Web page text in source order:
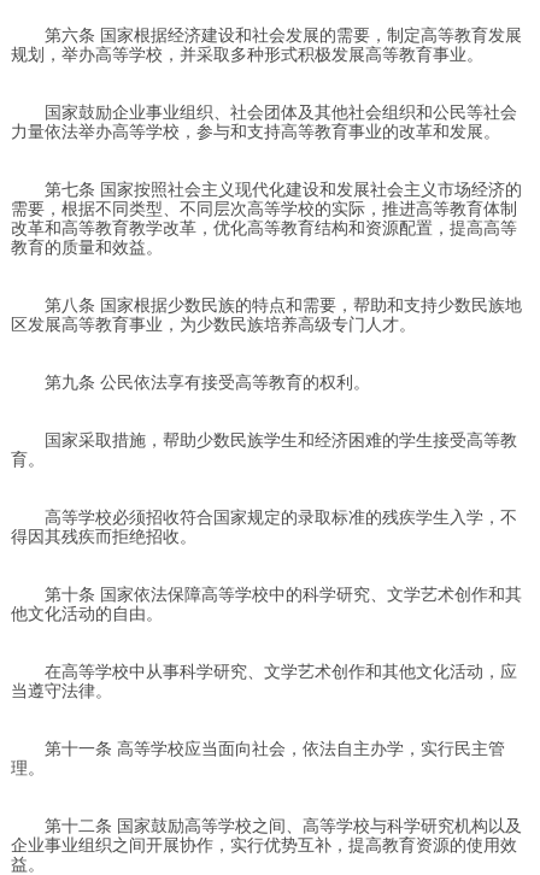
第六条 国家根据经济建设和社会发展的需要，制定高等教育发展
规划，举办高等学校，并采取多种形式积极发展高等教育事业。
国家鼓励企业事业组织、社会团体及其他社会组织和公民等社会
力量依法举办高等学校，参与和支持高等教育事业的改革和发展。
第七条 国家按照社会主义现代化建设和发展社会主义市场经济的
需要，根据不同类型、不同层次高等学校的实际，推进高等教育体制
改革和高等教育教学改革，优化高等教育结构和资源配置，提高高等
教育的质量和效益。
第八条 国家根据少数民族的特点和需要，帮助和支持少数民族地
区发展高等教育事业，为少数民族培养高级专门人才。
第九条 公民依法享有接受高等教育的权利。
国家采取措施，帮助少数民族学生和经济困难的学生接受高等教
育。
高等学校必须招收符合国家规定的录取标准的残疾学生入学，不
得因其残疾而拒绝招收。
第十条 国家依法保障高等学校中的科学研究、文学艺术创作和其
他文化活动的自由。
在高等学校中从事科学研究、文学艺术创作和其他文化活动，应
当遵守法律。
第十一条 高等学校应当面向社会，依法自主办学，实行民主管
理。
第十二条 国家鼓励高等学校之间、高等学校与科学研究机构以及
企业事业组织之间开展协作，实行优势互补，提高教育资源的使用效
益。